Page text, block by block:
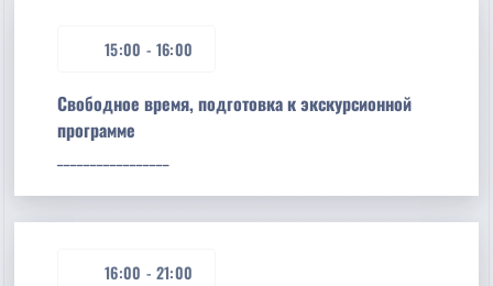
15:00 - 16:00
Свободное время, подготовка к экскурсионной
программе
16:00 - 21:00